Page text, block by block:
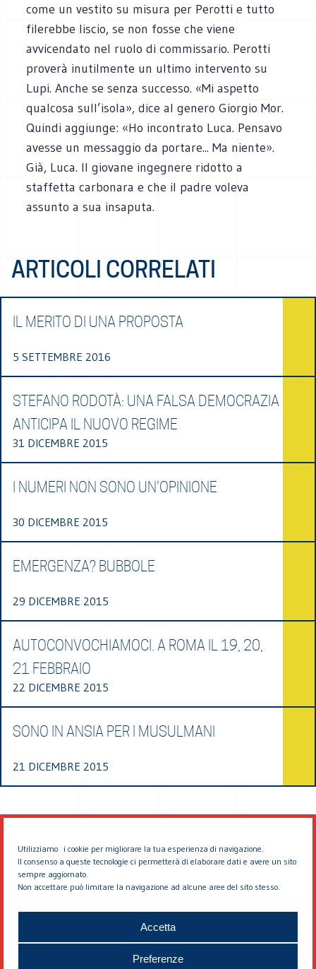
Utilizziamo i cookie per migliorare la tua esperienza di navigazione.
Il consenso a queste tecnologie ci permetterà di elaborare dati e avere un sito
sempre aggiornato.
Non accettare può limitare la navigazione ad alcune aree del sito stesso.
Accetta
Preferenze
come un vestito su misura per Perotti e tutto
filerebbe liscio, se non fosse che viene
avvicendato nel ruolo di commissario. Perotti
proverà inutilmente un ultimo intervento su
Lupi. Anche se senza successo. «Mi aspetto
qualcosa sull’isola», dice al genero Giorgio Mor.
Quindi aggiunge: «Ho incontrato Luca. Pensavo
avesse un messaggio da portare... Ma niente».
Già, Luca. Il giovane ingegnere ridotto a
staffetta carbonara e che il padre voleva
assunto a sua insaputa.
ARTICOLI CORRELATI
IL MERITO DI UNA PROPOSTA
5 SETTEMBRE 2016
STEFANO RODOTÀ: UNA FALSA DEMOCRAZIA
ANTICIPA IL NUOVO REGIME
31 DICEMBRE 2015
I NUMERI NON SONO UN’OPINIONE
30 DICEMBRE 2015
EMERGENZA? BUBBOLE
29 DICEMBRE 2015
AUTOCONVOCHIAMOCI. A ROMA IL 19, 20,
21 FEBBRAIO
22 DICEMBRE 2015
SONO IN ANSIA PER I MUSULMANI
21 DICEMBRE 2015
© 2026 EDDYBURG